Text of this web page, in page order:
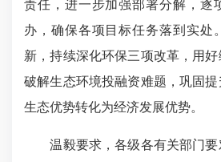
责任，进一步加强部署分解，逐
办，确保各项目标任务落到实处
新，持续深化环保三项改革，用
破解生态环境投融资难题，巩固
生态优势转化为经济发展优势。
温毅要求，各级各有关部门要